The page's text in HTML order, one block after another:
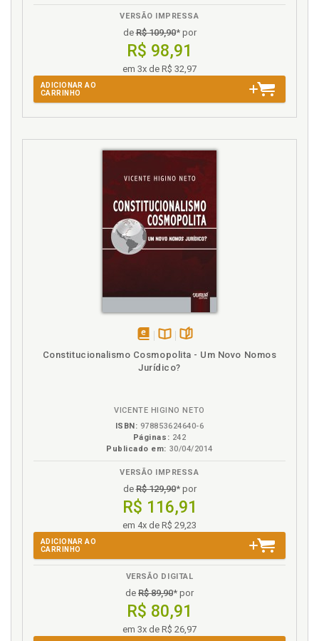
Falência dajustiça, p. 163
Histórico. Princípiodo juiz natural., p. 57
Imparcialidade. Princípio da imparcialidade, p. 95
Imunidade. Princípio do juiznatural e as imunidades,
Inconstitucionalidade. Direito penal. Varas.
Especialização, p. 126
Juiz. Livre convencimento do Juiz, p. 161
Juiz. Princípio da identidade física do Juiz., p. 102
Juiz constitucionalmente competente., p. 107
Juiz natural. Princípio, p. 47
Juiz natural. Princípio. Entraves, p. 117
Juiz natural. Princípio. Histórico, p. 57
Juiz natural. Princípio. Lesões, p. 121
Juiz natural. Princípio. Natureza tríplice., p. 111
Juiz natural. Princípio e oprocesso administrativo., p.
Juiz natural. Relação com outros princípios, p. 87
Juiz natural e a jurisdição., p. 50
Júri. Tribunal do júri, p. 171
Jurisdição. Juiz natural e a jurisdição, p. 50
Justiça Militar, p. 196
VERSÃO IMPRESSA
deR$ 109,90* por
R$ 98,91
em 3x de R$ 32,97
ADICIONAR AO
CARRINHO
em
na
Constitucionalismo Cosmopolita - Um Novo Nomos
Jurídico?
VICENTE HIGINO NETO
ISBN: 978853624640-6
Páginas: 242
Publicado em: 30/04/2014
VERSÃO IMPRESSA
deR$ 129,90* por
R$ 116,91
em 4x de R$ 29,23
ADICIONAR AO
CARRINHO
VERSÃO DIGITAL
de R$ 89,90* por
R$ 80,91
em 3x de R$ 26,97